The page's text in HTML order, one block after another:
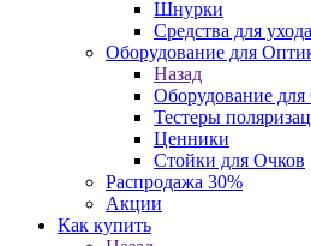
Шнурки
Средства для ухода
Оборудование для
Назад
Оборудование
Тестеры
Ценники
Стойки для Очков
Распродажа 30%
Акции
Как купить